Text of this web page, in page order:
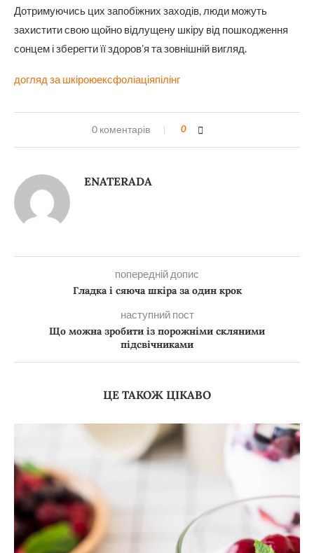
Дотримуючись цих запобіжних заходів, люди можуть
захистити свою щойно відлущену шкіру від пошкодження
сонцем і зберегти її здоров’я та зовнішній вигляд.
догляд за шкіроюексфоліаціяпілінг
0 коментарів 0
ENATERADA
попередній допис
Гладка і сяюча шкіра за один крок
наступний пост
Що можна зробити із порожніми скляними
підсвічниками
ЦЕ ТАКОЖ ЦІКАВО